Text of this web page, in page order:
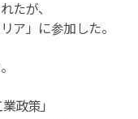
たが、
ア」に参加した。
政策」